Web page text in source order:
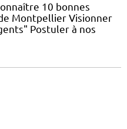
10 bonnes
Montpellier Visionner
Postuler à nos